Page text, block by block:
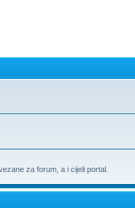
za forum, a i cijeli portal.